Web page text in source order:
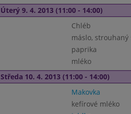
Úterý 9. 4. 2013 (11:00 - 14:00)
Chléb
máslo, strouhaný
paprika
mléko
Středa 10. 4. 2013 (11:00 - 14:00)
Makovka
kefírové mléko